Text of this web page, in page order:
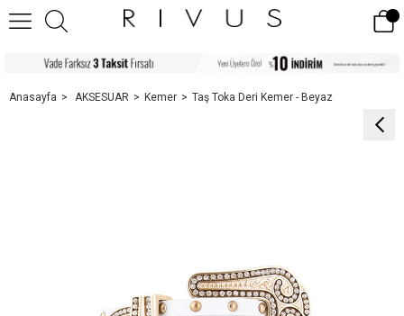
Anasayfa AKSESUAR Kemer Taş Toka Deri Kemer - Beyaz